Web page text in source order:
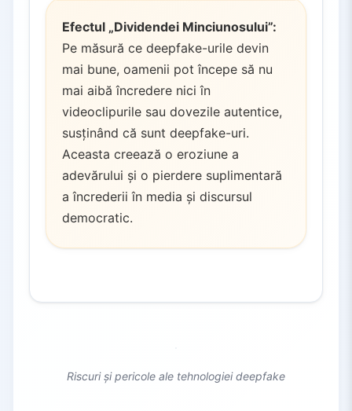
Efectul „Dividendei Minciunosului”:
Pe măsură ce deepfake-urile devin
mai bune, oamenii pot începe să nu
mai aibă încredere nici în
videoclipurile sau dovezile autentice,
susținând că sunt deepfake-uri.
Aceasta creează o eroziune a
adevărului și o pierdere suplimentară
a încrederii în media și discursul
democratic.
Riscuri și pericole ale tehnologiei deepfake